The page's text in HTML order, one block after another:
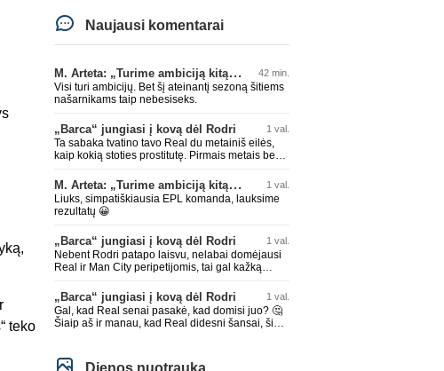
teko
Naujausi komentarai
M. Arteta: „Turime ambiciją kitą sezoną kovoti dėl visų titulų“ 42 min.
Visi turi ambicijų. Bet šį ateinantį sezoną šitiems
našarnikams taip nebesiseks.
„Barca“ jungiasi į kovą dėl Rodri 1 val.
Ta sabaka tvatino tavo Real du metainiš eilės,
kaip kokią stoties prostitutę. Pirmais metais be
rezultatas tas pats ištvatinta nepadoriausiais
būdais. Enjoy
M. Arteta: „Turime ambiciją kitą sezoną kovoti dėl visų titulų“ 1 val.
Liuks, simpatiškiausia EPL komanda, lauksime
rezultatų 😀
„Barca“ jungiasi į kovą dėl Rodri 1 val.
Nebent Rodri patapo laisvu, nelabai domėjausi
Real ir Man City peripetijomis, tai gal kažką
„Barca“ jungiasi į kovą dėl Rodri 1 val.
Gal, kad Real senai pasakė, kad domisi juo? 🤔
Šiaip aš ir manau, kad Real didesni šansai, šiaip
būtų geriau, nes Ispanijos dabar beveik pusę